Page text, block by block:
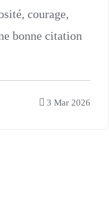
courage,
bonne citation
3 Mar 2026